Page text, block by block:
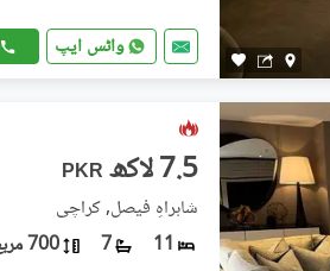
واٹس ایپ
PKR 7.5 لاکھ
شاہراہِ فیصل, کراچی
11
7 700 مربع یارڈ